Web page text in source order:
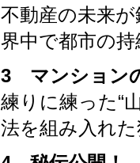
不動産の未来
界中で都市の
3 マンション
練りに練った“
法を組み入れ